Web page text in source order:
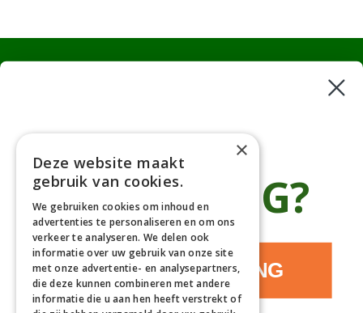
Afhaaladres
Deurningerweg 50, 7623 AH Borne, Nederland
(op afspraak!)
Kantooradres
Bornsedijk 60, 7559 PT Hengelo, Nederland
085-0475588
06-17314481
info@gardline.nl
×
Deze website maakt
gebruik van cookies.
We gebruiken cookies om inhoud en
advertenties te personaliseren en om ons
verkeer te analyseren. We delen ook
informatie over uw gebruik van onze site
met onze advertentie- en analysepartners,
die deze kunnen combineren met andere
informatie die u aan hen heeft verstrekt of
€5 KORTING?
JA, IK WIL KORTING